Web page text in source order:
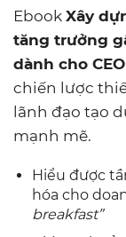
Ebook Xây
tăng trưởng
dành cho CEO
chiến lược
lãnh đạo tạo
mạnh mẽ.
Hiểu được
hóa cho
breakfast”